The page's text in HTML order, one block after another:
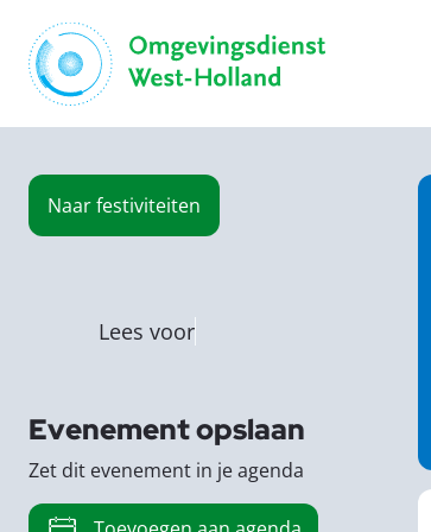
Naarfestiviteiten
Lees voor
Evenement opslaan
Zet dit evenement in je agenda